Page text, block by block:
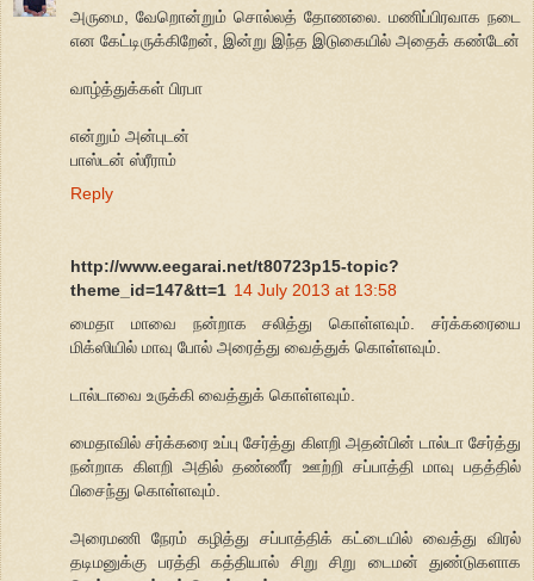
அருமை, வேறொன்றும் சொல்லத் தோணலை. மணிப்பிரவாக நடை
என கேட்டிருக்கிறேன், இன்று இந்த இடுகையில் அதைக் கண்டேன்
வாழ்த்துக்கள் பிரபா
என்றும் அன்புடன்
பாஸ்டன் ஸ்ரீராம்
Reply
http://www.eegarai.net/t80723p15-topic?
theme_id=147&tt=1 14 July 2013 at 13:58
மைதா மாவை நன்றாக சலித்து கொள்ளவும். சர்க்கரையை
மிக்ஸியில் மாவு போல் அரைத்து வைத்துக் கொள்ளவும்.
டால்டாவை உருக்கி வைத்துக் கொள்ளவும்.
மைதாவில் சர்க்கரை உப்பு சேர்த்து கிளறி அதன்பின் டால்டா சேர்த்து
நன்றாக கிளறி அதில் தண்ணீர் ஊற்றி சப்பாத்தி மாவு பதத்தில்
பிசைந்து கொள்ளவும்.
அரைமணி நேரம் கழித்து சப்பாத்திக் கட்டையில் வைத்து விரல்
தடிமனுக்கு பரத்தி கத்தியால் சிறு சிறு டைமன் துண்டுகளாக